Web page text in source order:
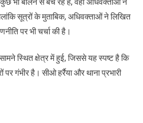
सूत्रों के मुताबिक, अधिवक्ताओं ने लिखित
पर भी चर्चा की है।
स्थित क्षेत्र में हुई, जिससे यह स्पष्ट है कि
गंभीर है। सीओ हर्रैया और थाना प्रभारी